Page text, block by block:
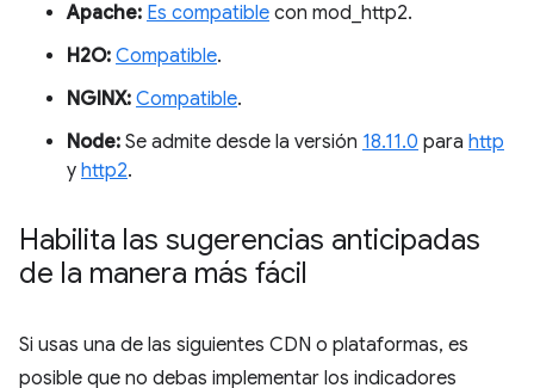
Apache: Es compatible con mod_http2.
H2O: Compatible.
NGINX: Compatible.
Node: Se admite desde la versión 18.11.0 para http
y http2.
Habilita las sugerencias anticipadas
de la manera más fácil
Si usas una de las siguientes CDN o plataformas, es
posible que no debas implementar los indicadores